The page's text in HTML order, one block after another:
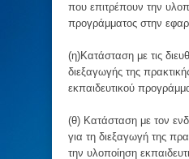
που επιτρέπουν την
προγράμματος στην
(η)Κατάσταση με τις
διεξαγωγής της
εκπαιδευτικού
(θ) Κατάσταση με τον
για τη διεξαγωγή της
την υλοποίηση